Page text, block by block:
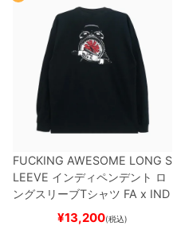
FUCKING AWESOME LONG S
LEEVE インディペンデント ロ
ングスリーブTシャツ FA x IND
EPENDENTHOSTAGE
スケートボード スケボー
¥13,200(税込)